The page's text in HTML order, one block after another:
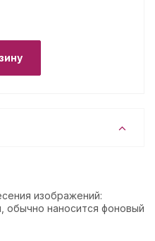
изображений:
обычно наносится фоновый